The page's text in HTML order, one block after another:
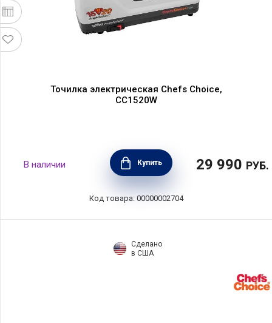
Точилка электрическая Chefs Choice,
CC1520W
В наличии Купить 29 990 РУБ.
Код товара: 00000002704
Сделано
в США